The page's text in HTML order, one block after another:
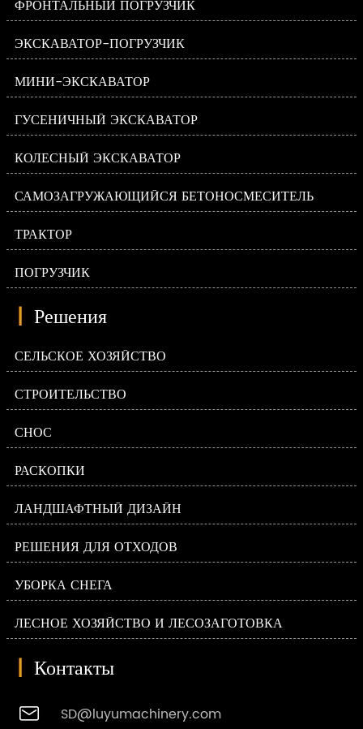
ФРОНТАЛЬНЫЙ ПОГРУЗЧИК
ЭКСКАВАТОР-ПОГРУЗЧИК
МИНИ-ЭКСКАВАТОР
ГУСЕНИЧНЫЙ ЭКСКАВАТОР
КОЛЕСНЫЙ ЭКСКАВАТОР
САМОЗАГРУЖАЮЩИЙСЯ БЕТОНОСМЕСИТЕЛЬ
ТРАКТОР
ПОГРУЗЧИК
| Решения
СЕЛЬСКОЕ ХОЗЯЙСТВО
СТРОИТЕЛЬСТВО
СНОС
РАСКОПКИ
ЛАНДШАФТНЫЙ ДИЗАЙН
РЕШЕНИЯ ДЛЯ ОТХОДОВ
УБОРКА СНЕГА
ЛЕСНОЕ ХОЗЯЙСТВО И ЛЕСОЗАГОТОВКА
| Контакты
 SD@luyumachinery.com